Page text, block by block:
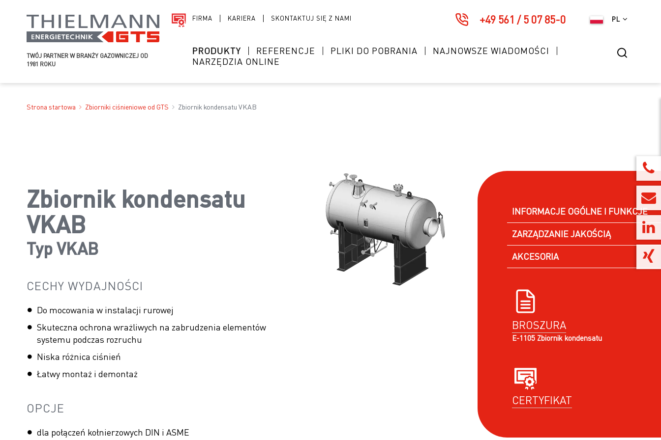
TWÓJ PARTNER W BRANŻY GAZOWNICZEJ OD
1981 ROKU
FIRMA KARIERA SKONTAKTUJ SIĘ Z NAMI PL
+49 561 / 5 07 85-0
PRODUKTY REFERENCJE PLIKI DO POBRANIA
NAJNOWSZE WIADOMOŚCI
NARZĘDZIA ONLINE
Strona startowa Zbiorniki ciśnieniowe od GTS Zbiornik kondensatu VKAB
Zbiornik kondensatu
VKAB
Typ VKAB
CECHY WYDAJNOŚCI
Do mocowania w instalacji rurowej
Skuteczna ochrona wrażliwych na zabrudzenia elementów
systemu podczas rozruchu
Niska różnica ciśnień
Łatwy montaż i demontaż
OPCJE
dla połączeń kołnierzowych DIN i ASME
INFORMACJE OGÓLNE I FUNKCJE
ZARZĄDZANIE JAKOŚCIĄ
AKCESORIA
BROSZURA
E-1105 Zbiornik kondensatu
CERTYFIKAT